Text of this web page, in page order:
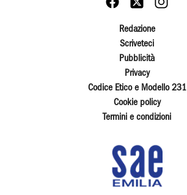
Redazione
Scriveteci
Pubblicità
Privacy
Codice Etico e Modello 231
Cookie policy
Termini e condizioni